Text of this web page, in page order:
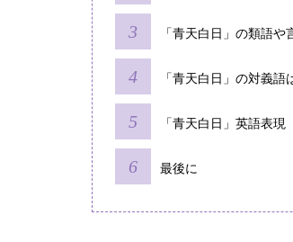
「青天白日」の類語や
「青天白日」の対義語
「青天白日」英語表現
最後に